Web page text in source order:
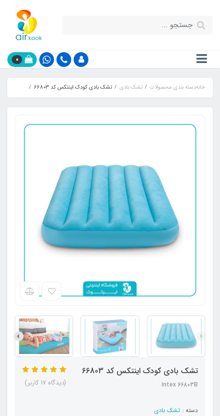
0
خانهدسته بندی محصولات تشک بادی تشک بادی کودک اینتکس کد 66803
تشک بادی کودک اینتکس کد 66803
Intex 66803B
دسته : تشک بادی
(دیدگاه 17 کاربر)